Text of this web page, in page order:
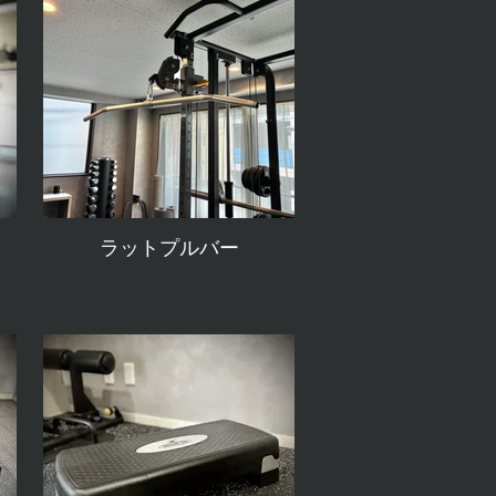
ラットプルバー